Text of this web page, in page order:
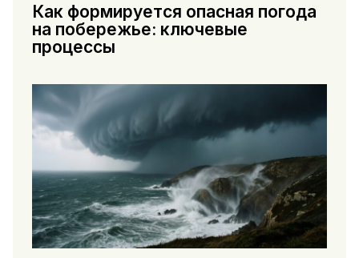
Как формируется опасная погода
на побережье: ключевые
процессы